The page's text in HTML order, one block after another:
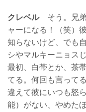
クレベルそう。兄弟
ャーになる！（笑）
知らないけど、でも
シやマルキーニョス
最初、白帯とか、茶
てる。何回も言って
違えて彼にいつも怒
能）がない、やめた